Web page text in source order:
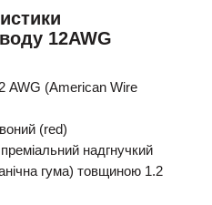
12AWG
AWG (American Wire
(red)
преміальний надгнучкий
гума) товщиною 1.2